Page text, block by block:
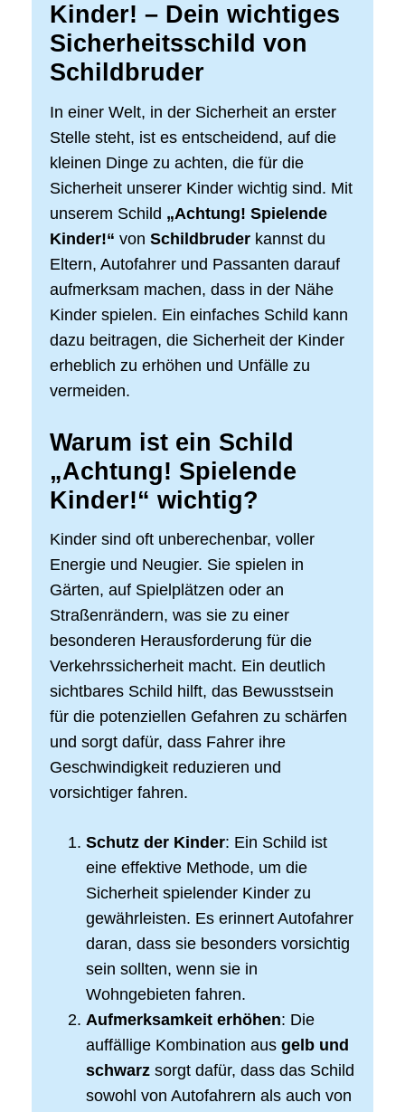
Kinder! – Dein wichtiges
Sicherheitsschild von
Schildbruder
In einer Welt, in der Sicherheit an erster
Stelle steht, ist es entscheidend, auf die
kleinen Dinge zu achten, die für die
Sicherheit unserer Kinder wichtig sind. Mit
unserem Schild „Achtung! Spielende
Kinder!“ von Schildbruder kannst du
Eltern, Autofahrer und Passanten darauf
aufmerksam machen, dass in der Nähe
Kinder spielen. Ein einfaches Schild kann
dazu beitragen, die Sicherheit der Kinder
erheblich zu erhöhen und Unfälle zu
vermeiden.
Warum ist ein Schild
„Achtung! Spielende
Kinder!“ wichtig?
Kinder sind oft unberechenbar, voller
Energie und Neugier. Sie spielen in
Gärten, auf Spielplätzen oder an
Straßenrändern, was sie zu einer
besonderen Herausforderung für die
Verkehrssicherheit macht. Ein deutlich
sichtbares Schild hilft, das Bewusstsein
für die potenziellen Gefahren zu schärfen
und sorgt dafür, dass Fahrer ihre
Geschwindigkeit reduzieren und
vorsichtiger fahren.
Schutz der Kinder: Ein Schild ist
eine effektive Methode, um die
Sicherheit spielender Kinder zu
gewährleisten. Es erinnert Autofahrer
daran, dass sie besonders vorsichtig
sein sollten, wenn sie in
Wohngebieten fahren.
Aufmerksamkeit erhöhen: Die
auffällige Kombination aus gelb und
schwarz sorgt dafür, dass das Schild
sowohl von Autofahrern als auch von